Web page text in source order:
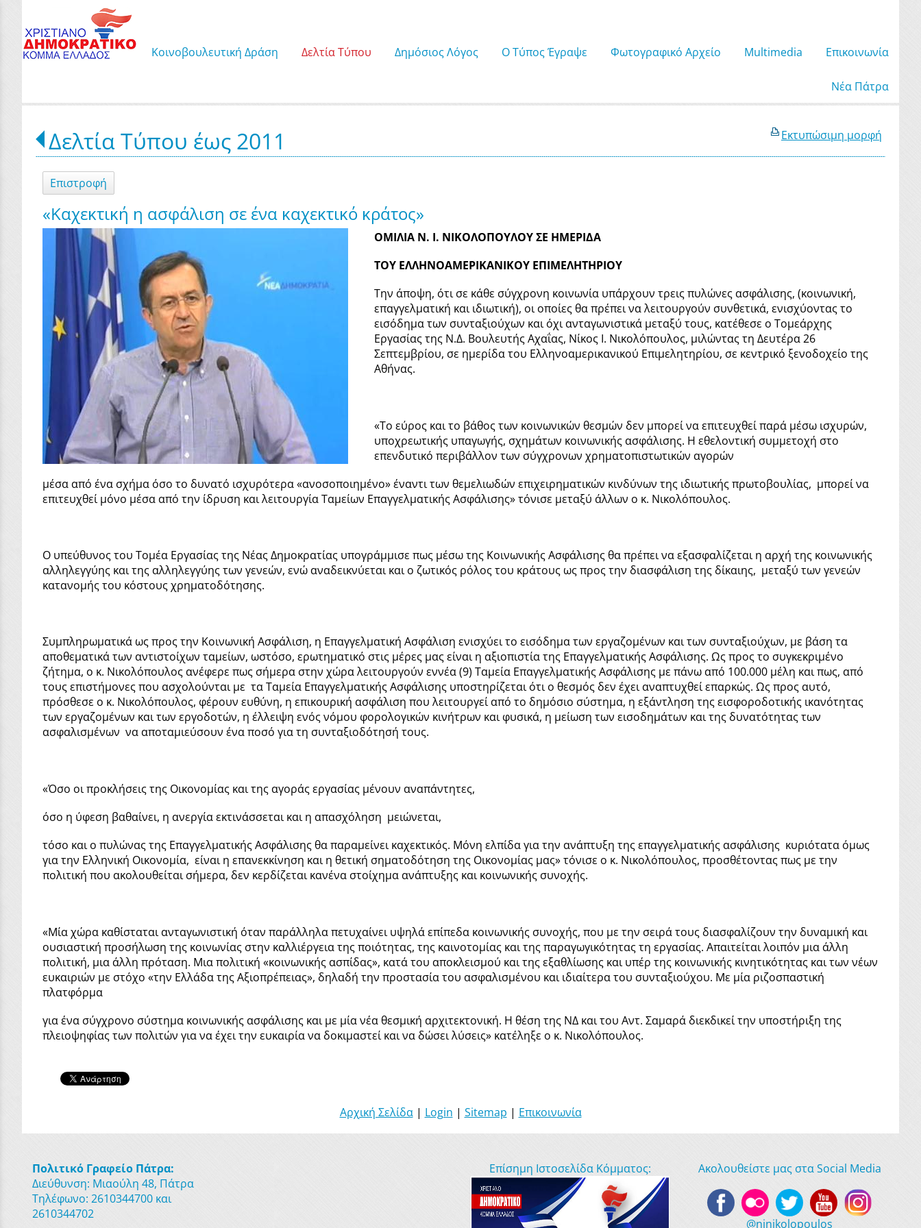
Κοινοβουλευτική Δράση Δελτία Τύπου Δημόσιος Λόγος Ο Τύπος Έγραψε Φωτογραφικό Αρχείο Μultimedia Επικοινωνία
Νέα Πάτρα
Εκτυπώσιμη μορφή
Δελτία Τύπου έως 2011
Επιστροφή
«Καχεκτική η ασφάλιση σε ένα καχεκτικό κράτος»
ΟΜΙΛΙΑ Ν. Ι. ΝΙΚΟΛΟΠΟΥΛΟΥ ΣΕ ΗΜΕΡΙΔΑ
ΤΟΥ ΕΛΛΗΝΟΑΜΕΡΙΚΑΝΙΚΟΥ ΕΠΙΜΕΛΗΤΗΡΙΟΥ
Την άποψη, ότι σε κάθε σύγχρονη κοινωνία υπάρχουν τρεις πυλώνες ασφάλισης, (κοινωνική,
επαγγελματική και ιδιωτική), οι οποίες θα πρέπει να λειτουργούν συνθετικά, ενισχύοντας το
εισόδημα των συνταξιούχων και όχι ανταγωνιστικά μεταξύ τους, κατέθεσε ο Τομεάρχης
Εργασίας της Ν.Δ. Βουλευτής Αχαΐας, Νίκος Ι. Νικολόπουλος, μιλώντας τη Δευτέρα 26
Σεπτεμβρίου, σε ημερίδα του Ελληνοαμερικανικού Επιμελητηρίου, σε κεντρικό ξενοδοχείο της
Αθήνας.
«Το εύρος και το βάθος των κοινωνικών θεσμών δεν μπορεί να επιτευχθεί παρά μέσω ισχυρών,
υποχρεωτικής υπαγωγής, σχημάτων κοινωνικής ασφάλισης. Η εθελοντική συμμετοχή στο
επενδυτικό περιβάλλον των σύγχρονων χρηματοπιστωτικών αγορών
μέσα από ένα σχήμα όσο το δυνατό ισχυρότερα «ανοσοποιημένο» έναντι των θεμελιωδών επιχειρηματικών κινδύνων της ιδιωτικής πρωτοβουλίας, μπορεί να
επιτευχθεί μόνο μέσα από την ίδρυση και λειτουργία Ταμείων Επαγγελματικής Ασφάλισης» τόνισε μεταξύ άλλων ο κ. Νικολόπουλος.
Ο υπεύθυνος του Τομέα Εργασίας της Νέας Δημοκρατίας υπογράμμισε πως μέσω της Κοινωνικής Ασφάλισης θα πρέπει να εξασφαλίζεται η αρχή της κοινωνικής
αλληλεγγύης και της αλληλεγγύης των γενεών, ενώ αναδεικνύεται και ο ζωτικός ρόλος του κράτους ως προς την διασφάλιση της δίκαιης, μεταξύ των γενεών
κατανομής του κόστους χρηματοδότησης.
Συμπληρωματικά ως προς την Κοινωνική Ασφάλιση, η Επαγγελματική Ασφάλιση ενισχύει το εισόδημα των εργαζομένων και των συνταξιούχων, με βάση τα
αποθεματικά των αντιστοίχων ταμείων, ωστόσο, ερωτηματικό στις μέρες μας είναι η αξιοπιστία της Επαγγελματικής Ασφάλισης. Ως προς το συγκεκριμένο
ζήτημα, ο κ. Νικολόπουλος ανέφερε πως σήμερα στην χώρα λειτουργούν εννέα (9) Ταμεία Επαγγελματικής Ασφάλισης με πάνω από 100.000 μέλη και πως, από
τους επιστήμονες που ασχολούνται με τα Ταμεία Επαγγελματικής Ασφάλισης υποστηρίζεται ότι ο θεσμός δεν έχει αναπτυχθεί επαρκώς. Ως προς αυτό,
πρόσθεσε ο κ. Νικολόπουλος, φέρουν ευθύνη, η επικουρική ασφάλιση που λειτουργεί από το δημόσιο σύστημα, η εξάντληση της εισφοροδοτικής ικανότητας
των εργαζομένων και των εργοδοτών, η έλλειψη ενός νόμου φορολογικών κινήτρων και φυσικά, η μείωση των εισοδημάτων και της δυνατότητας των
ασφαλισμένων να αποταμιεύσουν ένα ποσό για τη συνταξιοδότησή τους.
«Όσο οι προκλήσεις της Οικονομίας και της αγοράς εργασίας μένουν αναπάντητες,
όσο η ύφεση βαθαίνει, η ανεργία εκτινάσσεται και η απασχόληση μειώνεται,
τόσο και ο πυλώνας της Επαγγελματικής Ασφάλισης θα παραμείνει καχεκτικός. Μόνη ελπίδα για την ανάπτυξη της επαγγελματικής ασφάλισης κυριότατα όμως
για την Ελληνική Οικονομία, είναι η επανεκκίνηση και η θετική σηματοδότηση της Οικονομίας μας» τόνισε ο κ. Νικολόπουλος, προσθέτοντας πως με την
πολιτική που ακολουθείται σήμερα, δεν κερδίζεται κανένα στοίχημα ανάπτυξης και κοινωνικής συνοχής.
«Μία χώρα καθίσταται ανταγωνιστική όταν παράλληλα πετυχαίνει υψηλά επίπεδα κοινωνικής συνοχής, που με την σειρά τους διασφαλίζουν την δυναμική και
ουσιαστική προσήλωση της κοινωνίας στην καλλιέργεια της ποιότητας, της καινοτομίας και της παραγωγικότητας τη εργασίας. Απαιτείται λοιπόν μια άλλη
πολιτική, μια άλλη πρόταση. Μια πολιτική «κοινωνικής ασπίδας», κατά του αποκλεισμού και της εξαθλίωσης και υπέρ της κοινωνικής κινητικότητας και των νέων
ευκαιριών με στόχο «την Ελλάδα της Αξιοπρέπειας», δηλαδή την προστασία του ασφαλισμένου και ιδιαίτερα του συνταξιούχου. Με μία ριζοσπαστική
πλατφόρμα
για ένα σύγχρονο σύστημα κοινωνικής ασφάλισης και με μία νέα θεσμική αρχιτεκτονική. Η θέση της ΝΔ και του Αντ. Σαμαρά διεκδικεί την υποστήριξη της
πλειοψηφίας των πολιτών για να έχει την ευκαιρία να δοκιμαστεί και να δώσει λύσεις» κατέληξε ο κ. Νικολόπουλος.
Αρχική Σελίδα| Login | Sitemap | Επικοινωνία
Πολιτικό Γραφείο Πάτρα:
Διεύθυνση: Μιαούλη 48, Πάτρα
Τηλέφωνο: 2610344700 και
2610344702
Επίσημη Ιστοσελίδα Κόμματος: Ακολουθείστε μας στα Social Media
@ninikolopoulos